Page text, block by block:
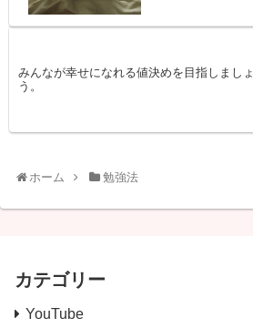
みんなが幸せになれる値決めを目指しましょ
う。
ホーム 勉強法
カテゴリー
YouTube